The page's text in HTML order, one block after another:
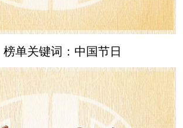
榜单关键词：中国节日